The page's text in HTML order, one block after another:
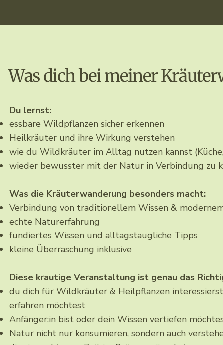
Was dich bei meiner
Du lernst:
essbare Wildpflanzen sicher erkennen
Heilkräuter und ihre Wirkung verstehen
wie du Wildkräuter im Alltag nutzen kannst
wieder bewusster mit der Natur in Verbindung zu
Was die Kräuterwanderung besonders macht:
Verbindung von traditionellem Wissen &
echte Naturerfahrung
fundiertes Wissen und alltagstaugliche Tipps
kleine Überraschung inklusive
Diese krautige Veranstaltung ist genau das
du dich für Wildkräuter & Heilpflanzen
erfahren möchtest
Anfänger:in bist oder dein Wissen vertiefen
Natur nicht nur konsumieren, sondern auch